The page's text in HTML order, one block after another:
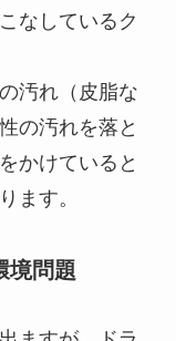
なしているク
汚れ（皮脂な
の汚れを落と
かけていると
ます。
境問題